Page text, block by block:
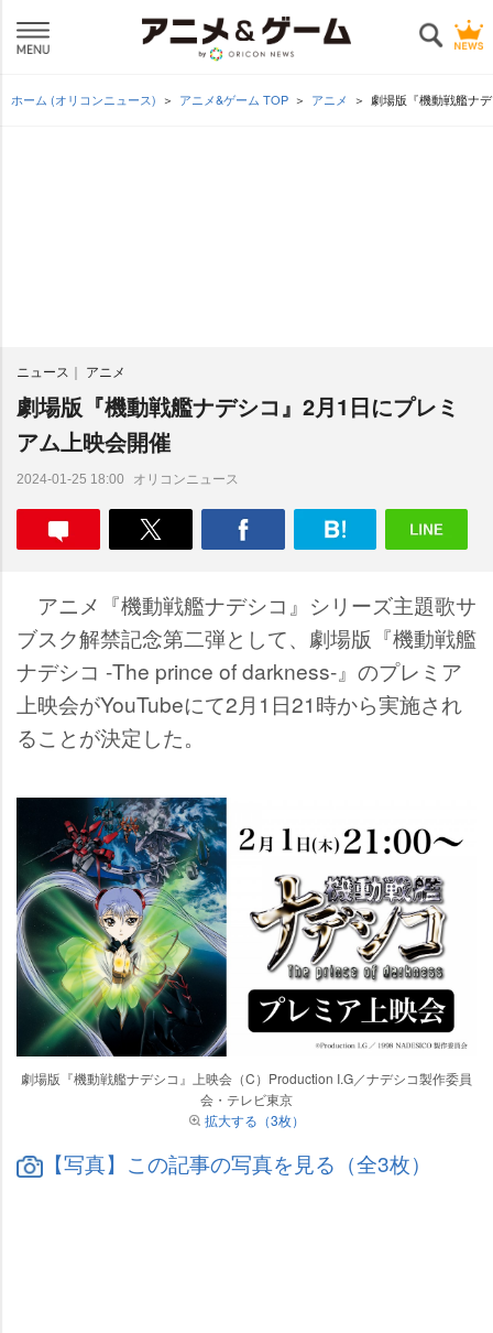
ホーム (オリコンニュース) アニメ&ゲーム TOP アニメ 劇場版『機動戦艦ナ
ニュース アニメ
劇場版『機動戦艦ナデシコ』2月1日にプレミ
アム上映会開催
2024-01-25 18:00 オリコンニュース
アニメ『機動戦艦ナデシコ』シリーズ主題歌サ
ブスク解禁記念第二弾として、劇場版『機動戦艦
ナデシコ -The prince of darkness-』のプレミア
上映会がYouTubeにて2月1日21時から実施され
ることが決定した。
劇場版『機動戦艦ナデシコ』上映会（C）Production I.G／ナデシコ製作委員
会・テレビ東京
拡大する（3枚）
【写真】この記事の写真を見る（全3枚）